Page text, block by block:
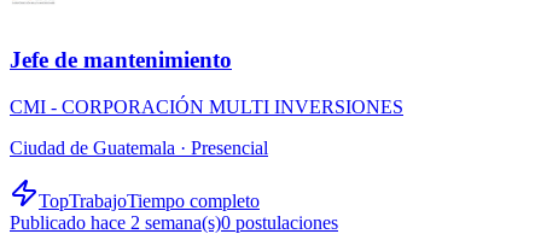
Jefe de mantenimiento
CMI - CORPORACIÓN MULTI INVERSIONES
Ciudad de Guatemala · Presencial
TopTrabajoTiempo completo
Publicado hace 2 semana(s)0 postulaciones